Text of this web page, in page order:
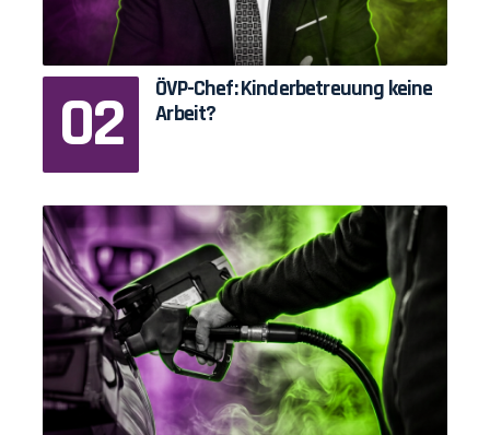
ÖVP-Chef: Kinderbetreuung keine
Arbeit?